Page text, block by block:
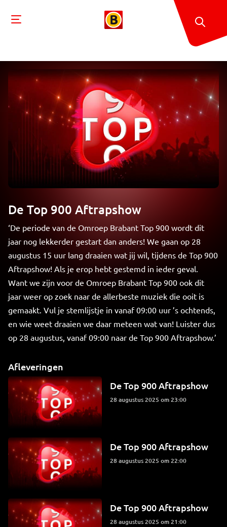
De Top 900 Aftrapshow
‘De periode van de Omroep Brabant Top 900 wordt dit
jaar nog lekkerder gestart dan anders! We gaan op 28
augustus 15 uur lang draaien wat jij wil, tijdens de Top 900
Aftrapshow! Als je erop hebt gestemd in ieder geval.
Want we zijn voor de Omroep Brabant Top 900 ook dit
jaar weer op zoek naar de allerbeste muziek die ooit is
gemaakt. Vul je stemlijstje in vanaf 09:00 uur ’s ochtends,
en wie weet draaien we daar meteen wat van! Luister dus
op 28 augustus, vanaf 09:00 naar de Top 900 Aftrapshow.’
Afleveringen
De Top 900 Aftrapshow
28 augustus 2025 om 23:00
De Top 900 Aftrapshow
28 augustus 2025 om 22:00
De Top 900 Aftrapshow
28 augustus 2025 om 21:00